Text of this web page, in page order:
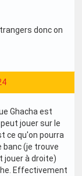
donc on
Ghacha est
jouer sur le
ce qu'on pourra
(je trouve
jouer à droite)
Effectivement